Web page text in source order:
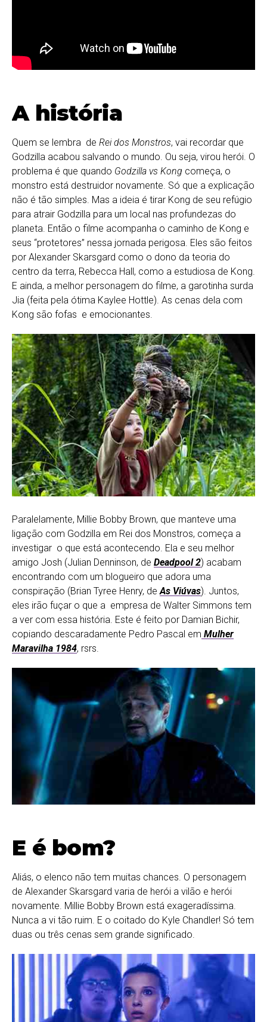
A história
Quem se lembra de Rei dos Monstros, vai recordar que
Godzilla acabou salvando o mundo. Ou seja, virou herói. O
problema é que quando Godzilla vs Kong começa, o
monstro está destruidor novamente. Só que a explicação
não é tão simples. Mas a ideia é tirar Kong de seu refúgio
para atrair Godzilla para um local nas profundezas do
planeta. Então o filme acompanha o caminho de Kong e
seus “protetores” nessa jornada perigosa. Eles são feitos
por Alexander Skarsgard como o dono da teoria do
centro da terra, Rebecca Hall, como a estudiosa de Kong.
E ainda, a melhor personagem do filme, a garotinha surda
Jia (feita pela ótima Kaylee Hottle). As cenas dela com
Kong são fofas e emocionantes.
Paralelamente, Millie Bobby Brown, que manteve uma
ligação com Godzilla em Rei dos Monstros, começa a
investigar o que está acontecendo. Ela e seu melhor
amigo Josh (Julian Denninson, de Deadpool 2) acabam
encontrando com um blogueiro que adora uma
conspiração (Brian Tyree Henry, de As Viúvas). Juntos,
eles irão fuçar o que a empresa de Walter Simmons tem
a ver com essa história. Este é feito por Damian Bichir,
copiando descaradamente Pedro Pascal em Mulher
Maravilha 1984, rsrs.
E é bom?
Aliás, o elenco não tem muitas chances. O personagem
de Alexander Skarsgard varia de herói a vilão e herói
novamente. Millie Bobby Brown está exageradíssima.
Nunca a vi tão ruim. E o coitado do Kyle Chandler! Só tem
duas ou três cenas sem grande significado.